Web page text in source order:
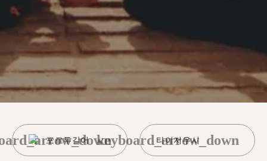
포르투갈어 타이저우시
keyboard_arrow_down